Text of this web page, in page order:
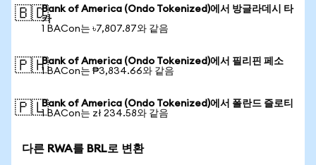
🇧🇩Bank of America (Ondo Tokenized)에서 방글라데시 타
카
1 BACon는 ৳7,807.87와 같음
🇵🇭Bank of America (Ondo Tokenized)에서 필리핀 페소
1 BACon는 ₱3,834.66와 같음
🇵🇱Bank of America (Ondo Tokenized)에서 폴란드 즐로티
1 BACon는 zł 234.58와 같음
다른 RWA를 BRL로 변환